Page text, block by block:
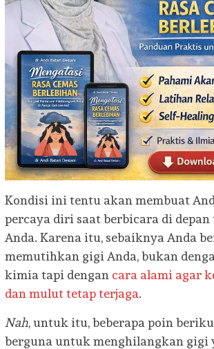
Kondisi ini tentu akan membuat
percaya diri saat berbicara di depan
Anda. Karena itu, sebaiknya Anda
memutihkan gigi Anda, bukan
kimia tapi dengan cara alami agar
dan mulut tetap terjaga.
Nah, untuk itu, beberapa poin
berguna untuk menghilangkan gigi